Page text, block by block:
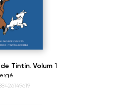
Tintín. Volum 1